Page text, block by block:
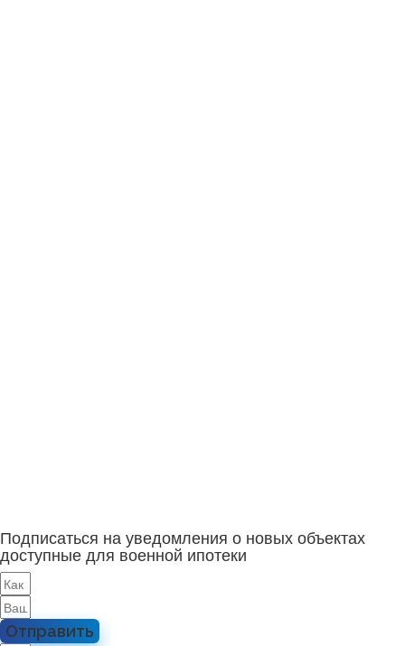
Подписаться на уведомления о новых объектах
доступные для военной ипотеки
Отправить